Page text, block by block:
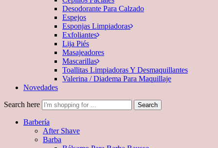
Desodorante Para Calzado
Espejos
Esponjas Limpiadoras
Exfoliantes
Lija Piés
Masajeadores
Mascarillas
Toallitas Limpiadoras Y Desmaquillantes
Valerina / Diadema Para Maquillaje
Novedades
Search here Search
Barbería
After Shave
Barba